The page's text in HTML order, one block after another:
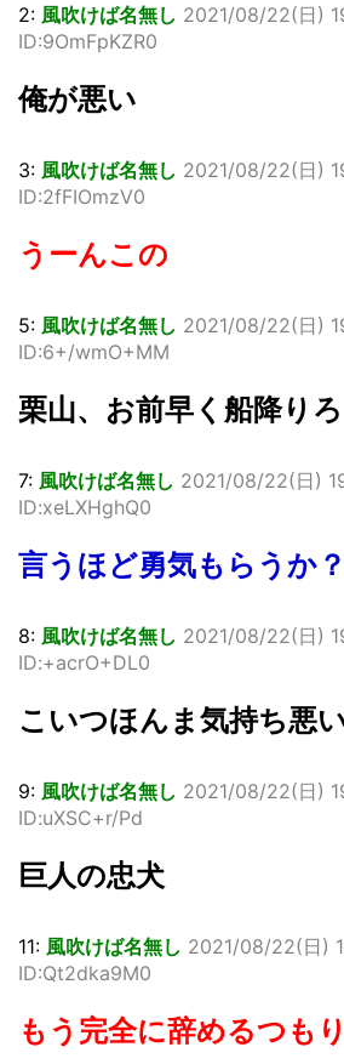
2: 風吹けば名無し 2021/08/22(日)
ID:9OmFpKZR0
俺が悪い
3: 風吹けば名無し 2021/08/22(日)
ID:2fFIOmzV0
うーんこの
5: 風吹けば名無し 2021/08/22(日)
ID:6+/wmO+MM
栗山、お前早く船降りろ
7: 風吹けば名無し 2021/08/22(日)
ID:xeLXHghQ0
言うほど勇気もらうか？
8: 風吹けば名無し 2021/08/22(日)
ID:+acrO+DL0
こいつほんま気持ち悪
9: 風吹けば名無し 2021/08/22(日)
ID:uXSC+r/Pd
巨人の忠犬
11: 風吹けば名無し 2021/08/22(日)
ID:Qt2dka9M0
もう完全に辞めるつも